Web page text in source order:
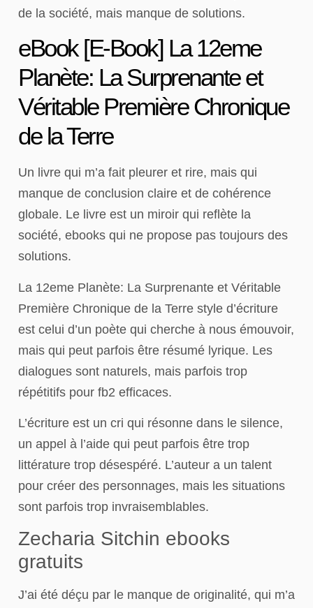
de la société, mais manque de solutions.
eBook [E-Book] La 12eme
Planète: La Surprenante et
Véritable Première Chronique
de la Terre
Un livre qui m’a fait pleurer et rire, mais qui
manque de conclusion claire et de cohérence
globale. Le livre est un miroir qui reflète la
société, ebooks qui ne propose pas toujours des
solutions.
La 12eme Planète: La Surprenante et Véritable
Première Chronique de la Terre style d’écriture
est celui d’un poète qui cherche à nous émouvoir,
mais qui peut parfois être résumé lyrique. Les
dialogues sont naturels, mais parfois trop
répétitifs pour fb2 efficaces.
L’écriture est un cri qui résonne dans le silence,
un appel à l’aide qui peut parfois être trop
littérature trop désespéré. L’auteur a un talent
pour créer des personnages, mais les situations
sont parfois trop invraisemblables.
Zecharia Sitchin ebooks
gratuits
J’ai été déçu par le manque de originalité, qui m’a